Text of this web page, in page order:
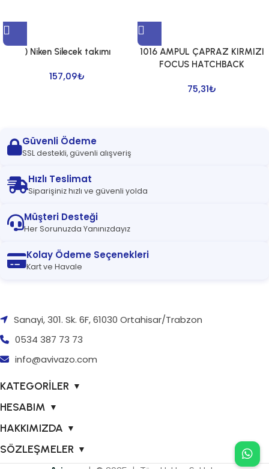
) Niken Silecek takımı
157,09₺
1016 AMPUL ÇAPRAZ KIRMIZI
FOCUS HATCHBACK
75,31₺
Güvenli Ödeme
SSL destekli, güvenli alışveriş
Hızlı Teslimat
Siparişiniz hızlı ve güvenli yolda
Müşteri Desteği
Her Sorunuzda Yanınızdayız
Kolay Ödeme Seçenekleri
Kart ve Havale
Sanayi, 301. Sk. 6F, 61030 Ortahisar/Trabzon
0534 387 73 73
info@avivazo.com
KATEGORİLER ▼
HESABIM ▼
HAKKIMIZDA ▼
SÖZLEŞMELER ▼